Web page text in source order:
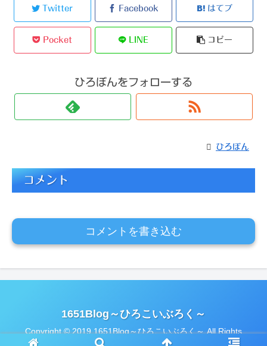
Twitter Facebook はてブ
Pocket LINE コピー
ひろぼんをフォローする
ひろぼん
コメント
コメントを書き込む
1651Blog～ひろこいぶろく～
Copyright © 2019 1651Blog～ひろこいぶろく～ All Rights